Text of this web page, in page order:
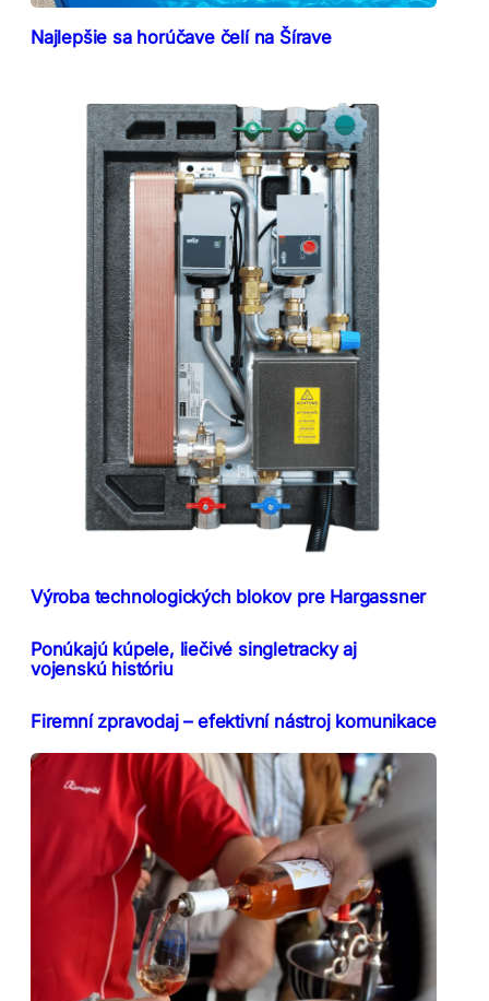
Najlepšie sa horúčave čelí na Šírave
Výroba technologických blokov pre Hargassner
Ponúkajú kúpele, liečivé singletracky aj
vojenskú históriu
Firemní zpravodaj – efektivní nástroj komunikace